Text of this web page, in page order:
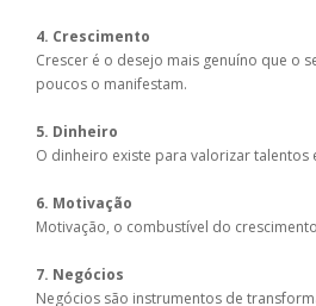
4. Crescimento
Crescer é o desejo mais genuíno que o
poucos o manifestam.
5. Dinheiro
O dinheiro existe para valorizar
6. Motivação
Motivação, o combustível do
7. Negócios
Negócios são instrumentos de